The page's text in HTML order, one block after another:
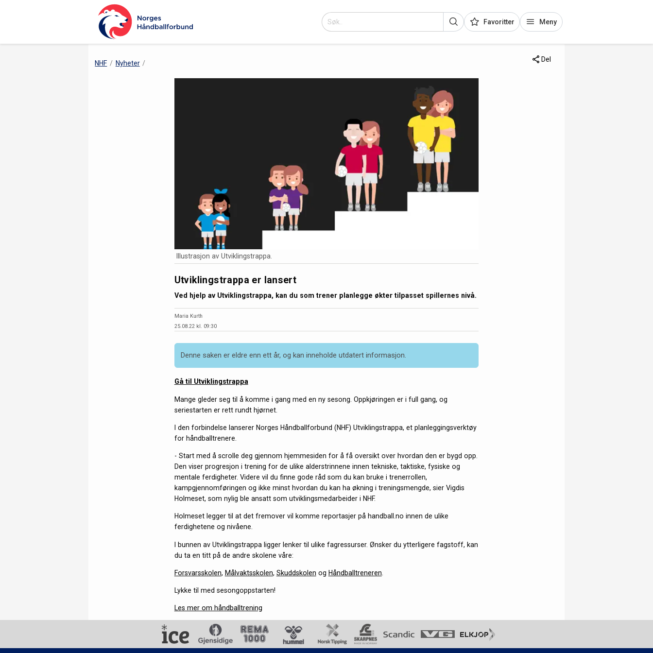
Favoritter Meny
NHF Nyheter Del
Illustrasjon av Utviklingstrappa.
Utviklingstrappa er lansert
Ved hjelp av Utviklingstrappa, kan du som trener planlegge økter tilpasset spillernes nivå.
Maria Kurth
25.08.22 kl. 09:30
Denne saken er eldre enn ett år, og kan inneholde utdatert informasjon.
Gå til Utviklingstrappa
Mange gleder seg til å komme i gang med en ny sesong. Oppkjøringen er i full gang, og
seriestarten er rett rundt hjørnet.
I den forbindelse lanserer Norges Håndballforbund (NHF) Utviklingstrappa, et planleggingsverktøy
for håndballtrenere.
- Start med å scrolle deg gjennom hjemmesiden for å få oversikt over hvordan den er bygd opp.
Den viser progresjon i trening for de ulike alderstrinnene innen tekniske, taktiske, fysiske og
mentale ferdigheter. Videre vil du finne gode råd som du kan bruke i trenerrollen,
kampgjennomføringen og ikke minst hvordan du kan ha økning i treningsmengde, sier Vigdis
Holmeset, som nylig ble ansatt som utviklingsmedarbeider i NHF.
Holmeset legger til at det fremover vil komme reportasjer på handball.no innen de ulike
ferdighetene og nivåene.
I bunnen av Utviklingstrappa ligger lenker til ulike fagressurser. Ønsker du ytterligere fagstoff, kan
du ta en titt på de andre skolene våre:
Forsvarsskolen, Målvaktsskolen, Skuddskolen og Håndballtreneren
Lykke til med sesongoppstarten!
Les mer om håndballtrening